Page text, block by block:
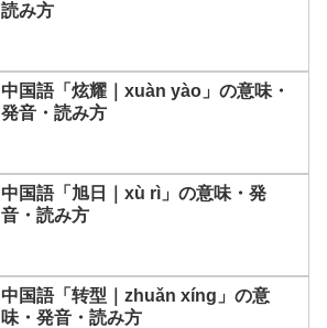
読み方
中国語「炫耀｜xuàn yào」の意味・
発音・読み方
中国語「旭日｜xù rì」の意味・発
音・読み方
中国語「转型｜zhuǎn xíng」の意
味・発音・読み方